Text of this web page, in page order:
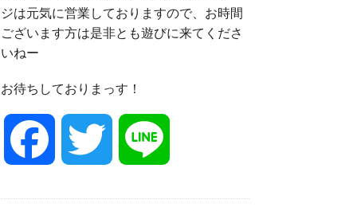
ジは元気に営業しておりますので、お時間
ございます方は是非とも遊びに来てくださ
いねー
お待ちしておりまっす！